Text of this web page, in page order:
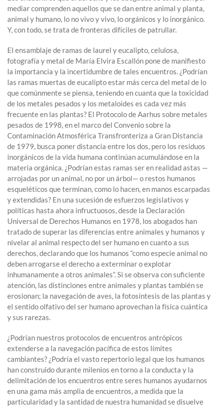
mediar comprenden aquellos que se dan entre animal y planta,
animal y humano, lo no vivo y vivo, lo orgánicos y lo inorgánico.
Y, con todo, se trata de fronteras difíciles de patrullar.
El ensamblaje de ramas de laurel y eucalipto, celulosa,
fotografía y metal de María Elvira Escallón pone de manifiesto
la importancia y la incertidumbre de tales encuentros. ¿Podrían
las ramas muertas de eucalipto estar más cerca del metal de lo
que comúnmente se piensa, teniendo en cuanta que la toxicidad
de los metales pesados y los metaloides es cada vez más
frecuente en las plantas? El Protocolo de Aarhus sobre metales
pesados de 1998, en el marco del Convenio sobre la
Contaminación Atmosférica Transfronteriza a Gran Distancia
de 1979, busca poner distancia entre los dos, pero los residuos
inorgánicos de la vida humana continúan acumulándose en la
materia orgánica. ¿Podrían estas ramas ser en realidad astas —
arrojadas por un animal, no por un árbol— o restos humanos
esqueléticos que terminan, como lo hacen, en manos escarpadas
y extendidas? En una sucesión de esfuerzos legislativos y
políticas hasta ahora infructuosos, desde la Declaración
Universal de Derechos Humanos en 1978, los abogados han
tratado de superar las diferencias entre animales y humanos y
nivelar al animal respecto del ser humano en cuanto a sus
derechos, declarando que los humanos “como especie animal no
deben arrogarse el derecho a exterminar o explotar
inhumanamente a otros animales”. Si se observa con suficiente
atención, las distinciones entre animales y plantas también se
erosionan; la navegación de aves, la fotosíntesis de las plantas y
el sentido olfativo del ser humano aprovechan la física cuántica
y sus rarezas.
¿Podrían nuestros protocolos de encuentros antrópicos
extenderse a la navegación pacífica de estos límites
cambiantes? ¿Podría el vasto repertorio legal que los humanos
han construido durante milenios en torno a la conducta y la
delimitación de los encuentros entre seres humanos ayudarnos
en una gama más amplia de encuentros, a medida que la
particularidad y la santidad de nuestra humanidad se disuelve